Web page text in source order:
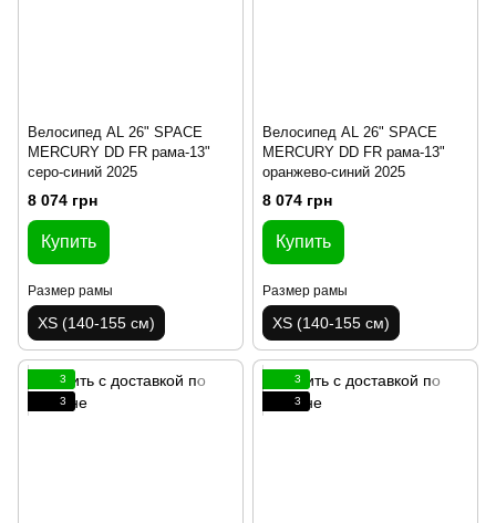
Велосипед AL 26" SPACE
MERCURY DD FR рама-13"
серо-синий 2025
8 074 грн
Купить
Размер рамы
XS (140-155 см)
Велосипед AL 26" SPACE
MERCURY DD FR рама-13"
оранжево-синий 2025
8 074 грн
Купить
Размер рамы
XS (140-155 см)
3
3
3
3